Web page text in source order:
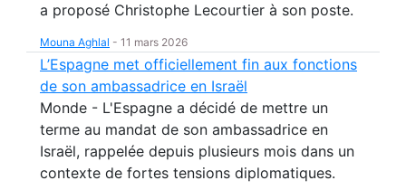
a proposé Christophe Lecourtier à son poste.
Mouna Aghlal - 11 mars 2026
L’Espagne met officiellement fin aux fonctions
de son ambassadrice en Israël
Monde - L'Espagne a décidé de mettre un
terme au mandat de son ambassadrice en
Israël, rappelée depuis plusieurs mois dans un
contexte de fortes tensions diplomatiques.